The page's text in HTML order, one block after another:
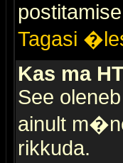
Tagasi
Kas ma
See
ainult
rikkuda.